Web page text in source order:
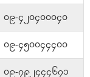
၀၉-၄၂၀၄၀၀၀၄၀
၀၉-၄၅၀၀၄၄၄၀၀
၀၉-၇၉၂၄၄၄၆၇၁